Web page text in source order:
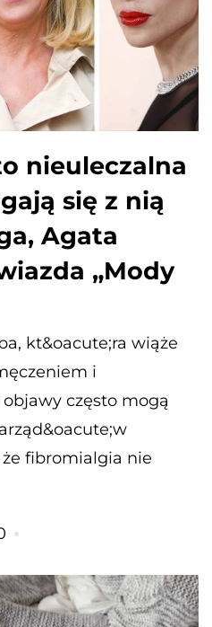
nieuleczalna
się z nią
Agata
„Mody
kt&oacute;ra wiąże
i
często mogą
fibromialgia nie